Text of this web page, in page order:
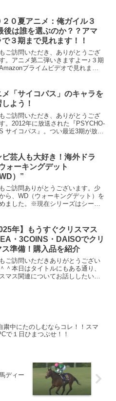
しちゃいます♪第５位 クリスマ
ロニクル2018年...
２０夏アニメ：俺ガイル３
後は誰を選ぶのか？？アマ
で３期まで見れます！！
ご訪問いただき、ありがとうござ
。アニメ第二弾いきますよー♪３期
プライムビデオで見れま
のが延期になって、今回の７月か
送になってしま...
メ「サイコパス」のキャラを
よう！
ご訪問いただき、ありがとうござ
。2012年に放送された『PSYCHO-
サイコパス』。つい最近3期が放送
・めちゃくちゃ面白い！！あまり
さに1...
ビ芸人も大好き！海外ドラ
ォーキングデット
）”
ご訪問ありがとうございます。少
ら、WD（ウォーキングデット）を
ました。※現在シリーズはシーズ
聴することができます。→Huluでウ
ングデッ...
年】もうすぐクリスマス
・3COINS・DAISOでクリ
ス準備！購入品を紹介
ご訪問いただきありがとうござい
＾本日はタイトルにもある通り、
マス関連についてお話ししたいと
粛中にたのしむならコレ！！スマ
で１日ひまつぶせ！！
ディー